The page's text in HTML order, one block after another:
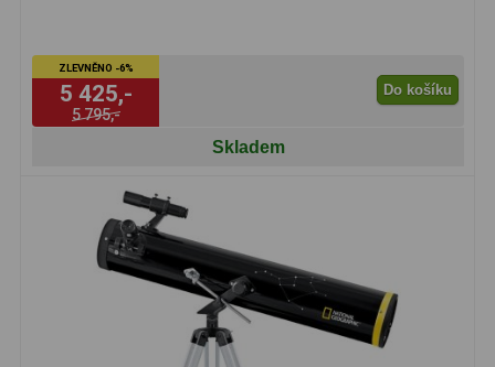
ZLEVNĚNO -6%
5 425,-
5 795,-
Do košíku
Skladem